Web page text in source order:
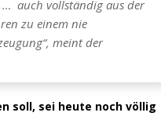
… auch vollständig aus der
zu einem nie
meint der
soll, sei heute noch völlig